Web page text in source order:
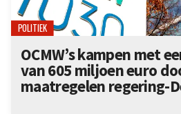
POLITIEK
OCMW’s kampen met
van 605 miljoen euro
maatregelen regering-